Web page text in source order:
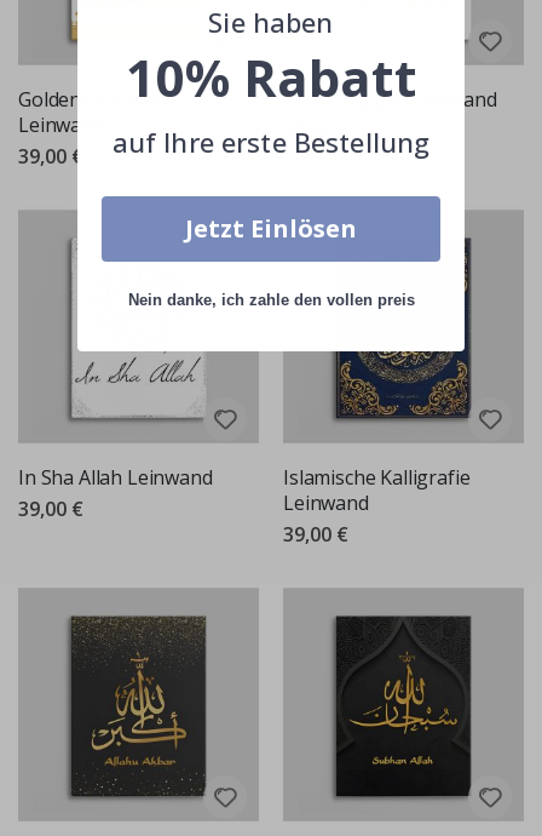
Goldene Kuppel
Leinwand
39,00 €
Grüne Kuppel Leinwand
39,00 €
In Sha Allah Leinwand
39,00 €
Islamische Kalligrafie
Leinwand
39,00 €
Sie haben
10% Rabatt
auf Ihre erste Bestellung
Jetzt Einlösen
Nein danke, ich zahle den vollen preis